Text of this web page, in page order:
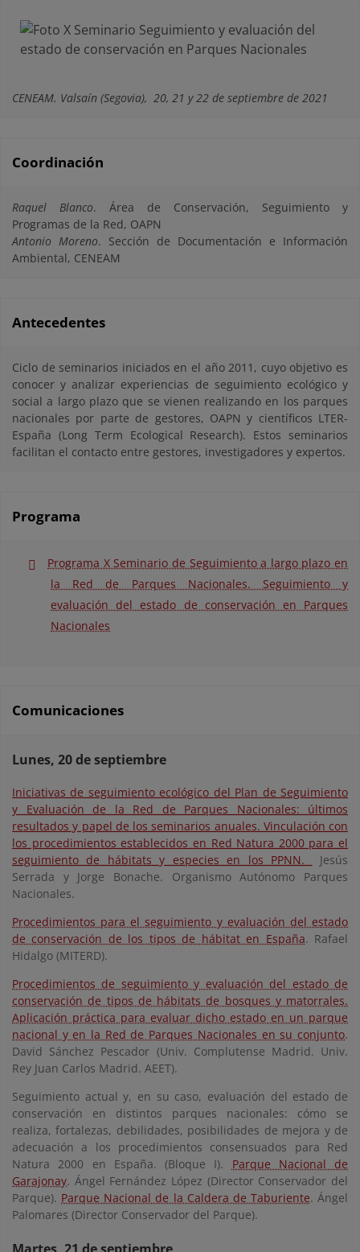
CENEAM. Valsaín (Segovia), 20, 21 y 22 de septiembre de 2021
Coordinación
Raquel Blanco. Área de Conservación, Seguimiento y
Programas de la Red, OAPN
Antonio Moreno. Sección de Documentación e Información
Ambiental, CENEAM
Antecedentes
Ciclo de seminarios iniciados en el año 2011, cuyo objetivo es
conocer y analizar experiencias de seguimiento ecológico y
social a largo plazo que se vienen realizando en los parques
nacionales por parte de gestores, OAPN y científicos LTER-
España (Long Term Ecological Research). Estos seminarios
facilitan el contacto entre gestores, investigadores y expertos.
Programa
Programa X Seminario de Seguimiento a largo plazo en
la Red de Parques Nacionales. Seguimiento y
evaluación del estado de conservación en Parques
Nacionales
Comunicaciones
Lunes, 20 de septiembre
Iniciativas de seguimiento ecológico del Plan de Seguimiento
y Evaluación de la Red de Parques Nacionales: últimos
resultados y papel de los seminarios anuales. Vinculación con
los procedimientos establecidos en Red Natura 2000 para el
seguimiento de hábitats y especies en los PPNN.
Jesús
Serrada y Jorge Bonache. Organismo Autónomo Parques
Nacionales.
Procedimientos para el seguimiento y evaluación del estado
de conservación de los tipos de hábitat en España. Rafael
Hidalgo (MITERD).
Procedimientos de seguimiento y evaluación del estado de
conservación de tipos de hábitats de bosques y matorrales.
Aplicación práctica para evaluar dicho estado en un parque
nacional y en la Red de Parques Nacionales en su conjunto.
David Sánchez Pescador (Univ. Complutense Madrid. Univ.
Rey Juan Carlos Madrid. AEET).
Seguimiento actual y, en su caso, evaluación del estado de
conservación en distintos parques nacionales: cómo se
realiza, fortalezas, debilidades, posibilidades de mejora y de
adecuación a los procedimientos consensuados para Red
Natura 2000 en España. (Bloque I). Parque Nacional de
Garajonay. Ángel Fernández López (Director Conservador del
Parque). Parque Nacional de la Caldera de Taburiente. Ángel
Palomares (Director Conservador del Parque).